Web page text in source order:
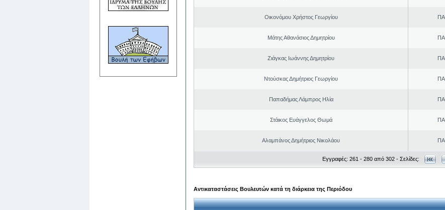
Οικονόμου Χρήστος Γεωργίου
Μάτης Αθανάσιος Δημητρίου
Ζιάγκας Ιωάννης Δημητρίου
Ντούσκας Δημήτριος Γεωργίου
Παπαδήμας Λάμπρος Ηλία
Στάικος Ευάγγελος Θωμά
Αλαμπάνος Δημήτριος Νικολάου
Εγγραφές: 261 - 280 από 302 - Σελίδες:
Αντικαταστάσεις Βουλευτών κατά τη διάρκεια της Περιόδου